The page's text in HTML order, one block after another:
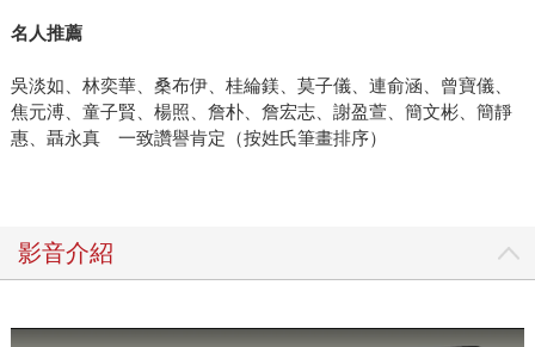
名人推薦
吳淡如、林奕華、桑布伊、桂綸鎂、莫子儀、連俞涵、曾寶儀、
焦元溥、童子賢、楊照、詹朴、詹宏志、謝盈萱、簡文彬、簡靜
惠、聶永真 一致讚譽肯定（按姓氏筆畫排序）
影音介紹